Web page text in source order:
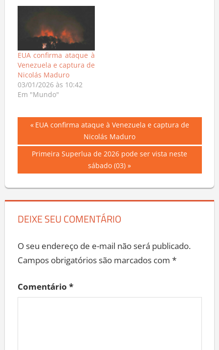
EUA confirma ataque à
Venezuela e captura de
Nicolás Maduro
03/01/2026 às 10:42
Em "Mundo"
Navegação
de
Previous
EUA confirma ataque à Venezuela e captura de
Nicolás Maduro
Next
Primeira Superlua de 2026 pode ser vista neste
sábado (03)
DEIXE SEU COMENTÁRIO
O seu endereço de e-mail não será publicado.
Campos obrigatórios são marcados com *
Comentário *